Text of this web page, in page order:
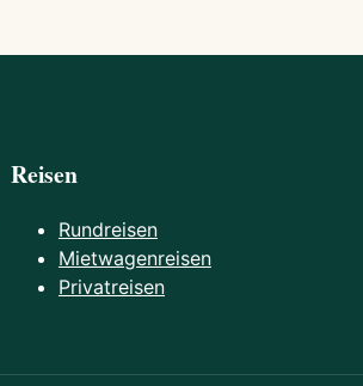
Reisen
Rundreisen
Mietwagenreisen
Privatreisen